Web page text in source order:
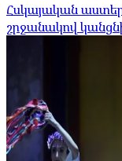
Հսկայական
շրջանակով